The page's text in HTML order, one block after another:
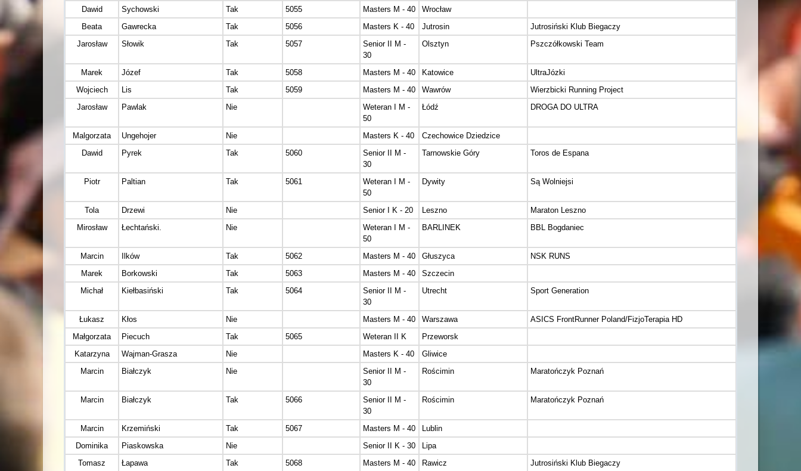
Dawid
Sychowski Tak 5055 Masters M - 40
Wrocław
Beata
Gawrecka Tak 5056 Masters K - 40 Jutrosin
Jutrosiński Klub Biegaczy
Jarosław
Słowik Tak 5057
Senior II M -
30
Olsztyn Pszczółkowski Team
Marek Józef Tak 5058 Masters M - 40 Katowice
UltraJózki
Wojciech
Lis Tak 5059 Masters M - 40 Wawrów
Wierzbicki Running Project
Jarosław
Pawlak Nie
Weteran I M -
50
Łódź DROGA DO ULTRA
Malgorzata Ungehojer Nie Masters K - 40
Czechowice Dziedzice
Dawid
Pyrek Tak 5060
Senior II M -
30
Tarnowskie Góry Toros de Espana
Piotr Paltian Tak 5061
Weteran I M -
50
Dywity Są Wolniejsi
Tola Drzewi Nie Senior I K - 20 Leszno
Maraton Leszno
Mirosław
Łechtański. Nie
Weteran I M -
50
BARLINEK BBL Bogdaniec
Marcin Ilków Tak 5062 Masters M - 40 Głuszyca
NSK RUNS
Marek
Borkowski Tak 5063 Masters M - 40
Szczecin
Michał
Kiełbasiński Tak 5064
Senior II M -
30
Utrecht Sport Generation
Łukasz Kłos Nie Masters M - 40 Warszawa
ASICS FrontRunner Poland/FizjoTerapia HD
Małgorzata
Piecuch Tak 5065 Weteran II K
Przeworsk
Katarzyna
Wajman-Grasza Nie Masters K - 40
Gliwice
Marcin
Białczyk Nie
Senior II M -
30
Rościmin Maratończyk Poznań
Marcin Białczyk Tak 5066
Senior II M -
30
Rościmin Maratończyk Poznań
Marcin Krzemiński Tak 5067 Masters M - 40
Lublin
Dominika
Piaskowska Nie Senior II K - 30
Lipa
Tomasz
Łapawa Tak 5068 Masters M - 40 Rawicz Jutrosiński Klub Biegaczy